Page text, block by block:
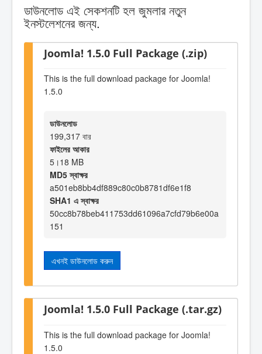
ডাউনলোড এই সেকশনটি হল জুমলার নতুন
ইনস্টলেশনের জন্য.
Joomla! 1.5.0 Full Package (.zip)
This is the full download package for Joomla!
1.5.0
ডাউনলোড
199,317 বার
ফাইলের আকার
5।18 MB
MD5 স্বাক্ষর
a501eb8bb4df889c80c0b8781df6e1f8
SHA1 এ স্বাক্ষর
50cc8b78beb411753dd61096a7cfd79b6e00a
151
এখনই ডাউনলোড করুন
Joomla! 1.5.0 Full Package (.tar.gz)
This is the full download package for Joomla!
1.5.0